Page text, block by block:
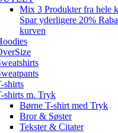
Mix 3 Produkter fra hele
Spar yderligere 20%
kurven
shirts
shirts m. Tryk
Børne T-shirt med Tryk
Bror & Søster
Tekster & Citater